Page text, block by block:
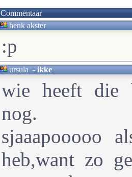
Commentaar
henk akster
:p
ursula-ikke
wie heeft die
nog.
sjaaapooooo
heb,want zo